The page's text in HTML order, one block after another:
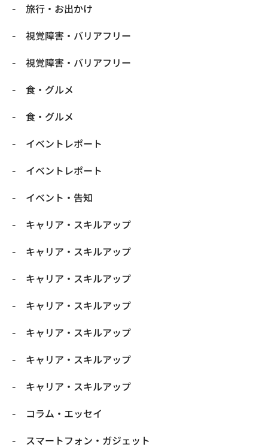
​旅行・お出かけ
​視覚障害・バリアフリー
​視覚障害・バリアフリー
​食・グルメ
​食・グルメ
イベントレポート
イベントレポート
イベント・告知
キャリア・スキルアップ
キャリア・スキルアップ
キャリア・スキルアップ
キャリア・スキルアップ
キャリア・スキルアップ
キャリア・スキルアップ
キャリア・スキルアップ
コラム・エッセイ
スマートフォン・ガジェット